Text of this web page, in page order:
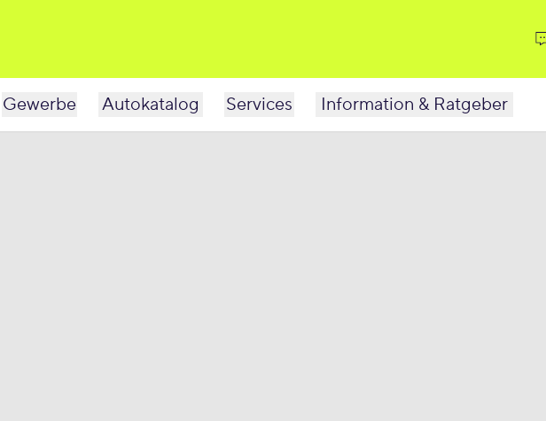
Gewerbe Autokatalog Services Information & Ratgeber